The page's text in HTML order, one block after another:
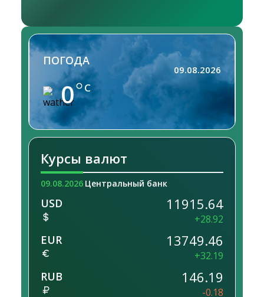
ПОГОДА
0 C
09.08.2026
Курсы валют
09.08.2026 Центральный банк
USD 11915.64
+28.92
EUR 13749.46
+32.19
RUB 146.19
-0.18